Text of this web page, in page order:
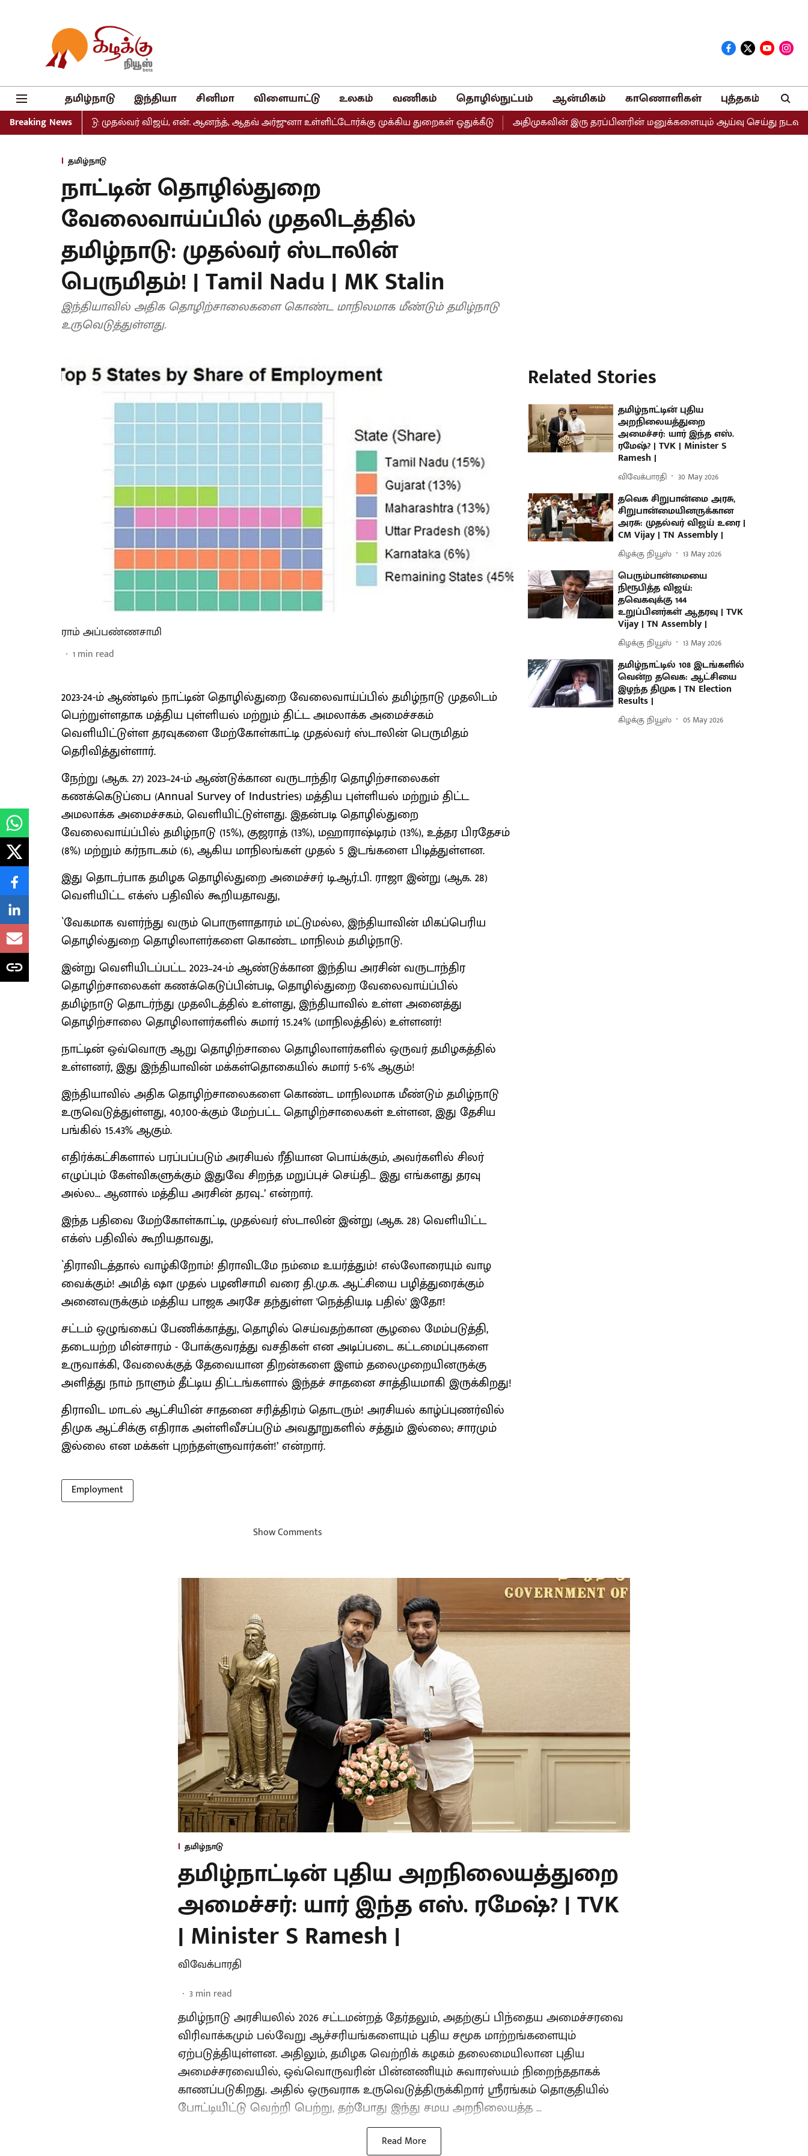
தமிழ்நாடு இந்தியா சினிமா விளையாட்டு உலகம் வணிகம் தொழில்நுட்பம் ஆன்மிகம் காணொளிகள் புத்தகம்
Breaking News
வெளியீடு: முதல்வர் விஜய், என். ஆனந்த், ஆதவ் அர்ஜுனா உள்ளிட்டோர்க்கு முக்கிய துறைகள் ஒதுக்கீடு அதிமுகவின் இரு தரப்பினரின் மனுக்களையும் ஆய்வு செய்து நடவடிக்கை
தமிழ்நாடு
நாட்டின் தொழில்துறை
வேலைவாய்ப்பில் முதலிடத்தில்
தமிழ்நாடு: முதல்வர் ஸ்டாலின்
பெருமிதம்! | Tamil Nadu | MK Stalin
இந்தியாவில் அதிக தொழிற்சாலைகளை கொண்ட மாநிலமாக மீண்டும் தமிழ்நாடு
உருவெடுத்துள்ளது.
ராம் அப்பண்ணசாமி
1min read
2023-24-ம் ஆண்டில் நாட்டின் தொழில்துறை வேலைவாய்ப்பில் தமிழ்நாடு முதலிடம்
பெற்றுள்ளதாக மத்திய புள்ளியல் மற்றும் திட்ட அமலாக்க அமைச்சகம்
வெளியிட்டுள்ள தரவுகளை மேற்கோள்காட்டி முதல்வர் ஸ்டாலின் பெருமிதம்
தெரிவித்துள்ளார்.
நேற்று (ஆக. 27) 2023–24-ம் ஆண்டுக்கான வருடாந்திர தொழிற்சாலைகள்
கணக்கெடுப்பை (Annual Survey of Industries) மத்திய புள்ளியல் மற்றும் திட்ட
அமலாக்க அமைச்சகம், வெளியிட்டுள்ளது. இதன்படி தொழில்துறை
வேலைவாய்ப்பில் தமிழ்நாடு (15%), குஜராத் (13%), மஹாராஷ்டிரம் (13%), உத்தர பிரதேசம்
(8%) மற்றும் கர்நாடகம் (6), ஆகிய மாநிலங்கள் முதல் 5 இடங்களை பிடித்துள்ளன.
இது தொடர்பாக தமிழக தொழில்துறை அமைச்சர் டி.ஆர்.பி. ராஜா இன்று (ஆக. 28)
வெளியிட்ட எக்ஸ் பதிவில் கூறியதாவது,
`வேகமாக வளர்ந்து வரும் பொருளாதாரம் மட்டுமல்ல, இந்தியாவின் மிகப்பெரிய
தொழில்துறை தொழிலாளர்களை கொண்ட மாநிலம் தமிழ்நாடு.
இன்று வெளியிடப்பட்ட 2023–24-ம் ஆண்டுக்கான இந்திய அரசின் வருடாந்திர
தொழிற்சாலைகள் கணக்கெடுப்பின்படி, தொழில்துறை வேலைவாய்ப்பில்
தமிழ்நாடு தொடர்ந்து முதலிடத்தில் உள்ளது, இந்தியாவில் உள்ள அனைத்து
தொழிற்சாலை தொழிலாளர்களில் சுமார் 15.24% (மாநிலத்தில்) உள்ளனர்!
நாட்டின் ஒவ்வொரு ஆறு தொழிற்சாலை தொழிலாளர்களில் ஒருவர் தமிழகத்தில்
உள்ளனர், இது இந்தியாவின் மக்கள்தொகையில் சுமார் 5-6% ஆகும்!
இந்தியாவில் அதிக தொழிற்சாலைகளை கொண்ட மாநிலமாக மீண்டும் தமிழ்நாடு
உருவெடுத்துள்ளது, 40,100-க்கும் மேற்பட்ட தொழிற்சாலைகள் உள்ளன, இது தேசிய
பங்கில் 15.43% ஆகும்.
எதிர்க்கட்சிகளால் பரப்பப்படும் அரசியல் ரீதியான பொய்க்கும், அவர்களில் சிலர்
எழுப்பும் கேள்விகளுக்கும் இதுவே சிறந்த மறுப்புச் செய்தி... இது எங்களது தரவு
அல்ல... ஆனால் மத்திய அரசின் தரவு..’ என்றார்.
இந்த பதிவை மேற்கோள்காட்டி, முதல்வர் ஸ்டாலின் இன்று (ஆக. 28) வெளியிட்ட
எக்ஸ் பதிவில் கூறியதாவது,
`திராவிடத்தால் வாழ்கிறோம்! திராவிடமே நம்மை உயர்த்தும்! எல்லோரையும் வாழ
வைக்கும்! அமித் ஷா முதல் பழனிசாமி வரை தி.மு.க. ஆட்சியை பழித்துரைக்கும்
அனைவருக்கும் மத்திய பாஜக அரசே தந்துள்ள 'நெத்தியடி பதில்' இதோ!
சட்டம் ஒழுங்கைப் பேணிக்காத்து, தொழில் செய்வதற்கான சூழலை மேம்படுத்தி,
தடையற்ற மின்சாரம் - போக்குவரத்து வசதிகள் என அடிப்படை கட்டமைப்புகளை
உருவாக்கி, வேலைக்குத் தேவையான திறன்களை இளம் தலைமுறையினருக்கு
அளித்து நாம் நாளும் தீட்டிய திட்டங்களால் இந்தச் சாதனை சாத்தியமாகி இருக்கிறது!
திராவிட மாடல் ஆட்சியின் சாதனை சரித்திரம் தொடரும்! அரசியல் காழ்ப்புணர்வில்
திமுக ஆட்சிக்கு எதிராக அள்ளிவீசப்படும் அவதூறுகளில் சத்தும் இல்லை; சாரமும்
இல்லை என மக்கள் புறந்தள்ளுவார்கள்!’ என்றார்.
Employment
Show Comments
Related Stories
தமிழ்நாட்டின் புதிய
அறநிலையத்துறை
அமைச்சர்: யார் இந்த எஸ்.
ரமேஷ்? | TVK | Minister S
Ramesh |
விவேக்பாரதி 30 May 2026
தவெக சிறுபான்மை அரசு,
சிறுபான்மையினருக்கான
அரசு: முதல்வர் விஜய் உரை |
CM Vijay | TN Assembly |
கிழக்கு நியூஸ் 13 May 2026
பெரும்பான்மையை
நிரூபித்த விஜய்:
தவெகவுக்கு 144
உறுப்பினர்கள் ஆதரவு | TVK
Vijay | TN Assembly |
கிழக்கு நியூஸ் 13 May 2026
தமிழ்நாட்டில் 108 இடங்களில்
வென்ற தவெக: ஆட்சியை
இழந்த திமுக | TN Election
Results |
கிழக்கு நியூஸ் 05 May 2026
தமிழ்நாடு
தமிழ்நாட்டின் புதிய அறநிலையத்துறை
அமைச்சர்: யார் இந்த எஸ். ரமேஷ்? | TVK
| Minister S Ramesh |
விவேக்பாரதி
3min read
தமிழ்நாடு அரசியலில் 2026 சட்டமன்றத் தேர்தலும், அதற்குப் பிந்தைய அமைச்சரவை
விரிவாக்கமும் பல்வேறு ஆச்சரியங்களையும் புதிய சமூக மாற்றங்களையும்
ஏற்படுத்தியுள்ளன. அதிலும், தமிழக வெற்றிக் கழகம் தலைமையிலான புதிய
அமைச்சரவையில், ஒவ்வொருவரின் பின்னணியும் சுவாரஸ்யம் நிறைந்ததாகக்
காணப்படுகிறது. அதில் ஒருவராக உருவெடுத்திருக்கிறார் ஸ்ரீரங்கம் தொகுதியில்
போட்டியிட்டு வெற்றி பெற்று, தற்போது இந்து சமய அறநிலையத்த ...
Read More